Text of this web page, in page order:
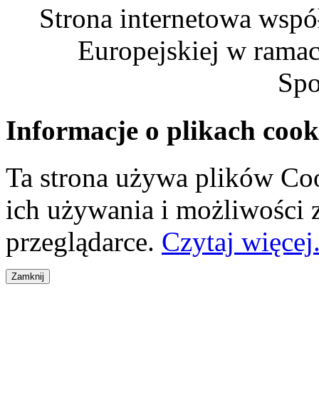
Strona internetowa
Europejskiej w
Informacje o plikach
Ta strona używa plików
ich używania i możliwości
przeglądarce. Czytaj